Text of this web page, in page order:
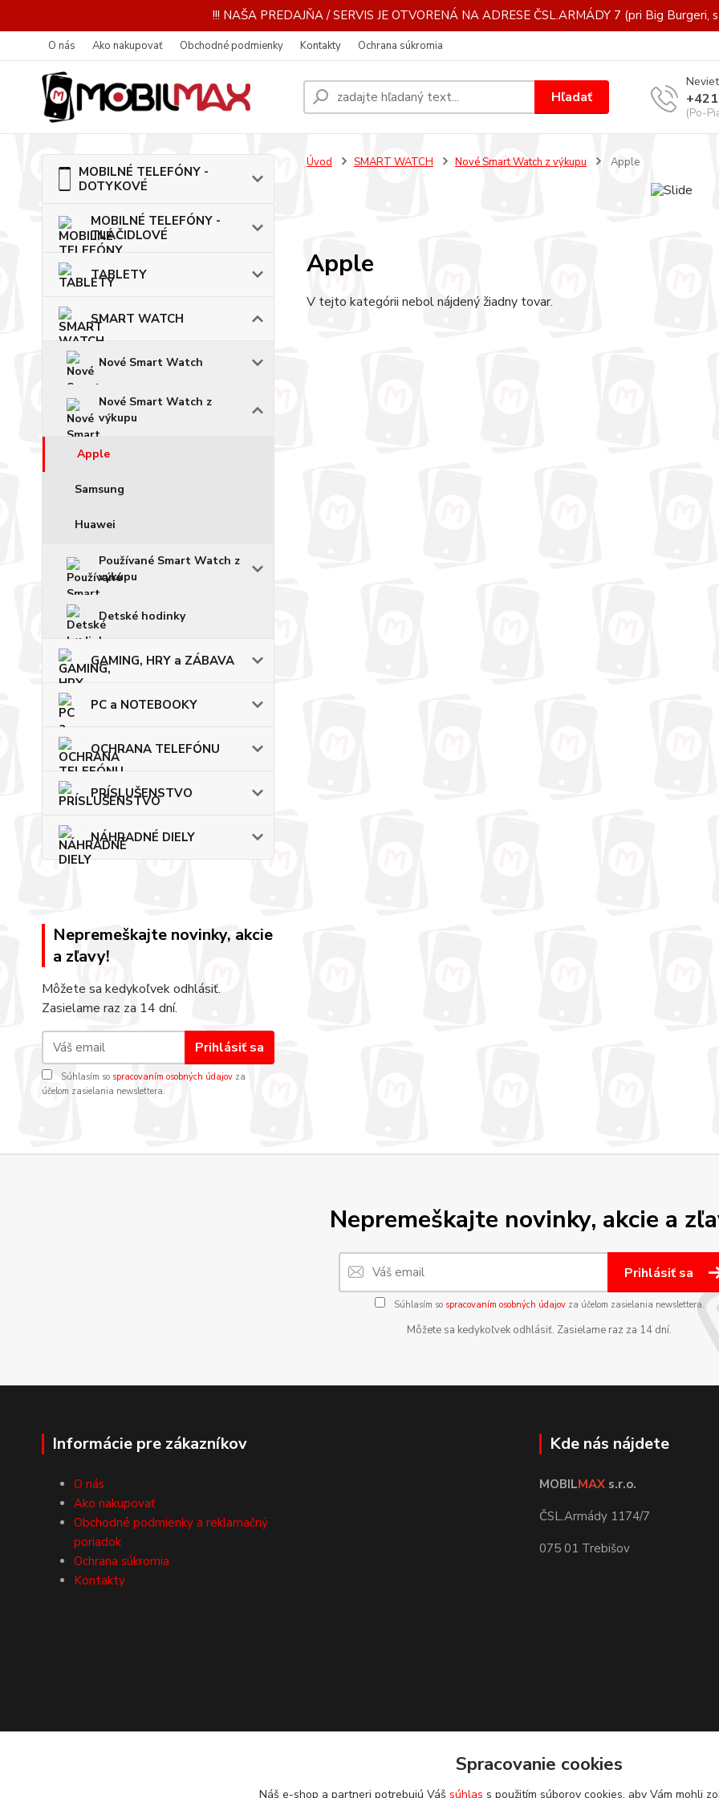
!!! NAŠA PREDAJŇA / SERVIS JE OTVORENÁ NA ADRESE ČSL.ARMÁDY 7 (pri Big Burgeri,
O nás Ako nakupovať Obchodné podmienky Kontakty Ochrana súkromia
Hľadať
(Po-
MOBILNÉ TELEFÓNY -
DOTYKOVÉ
MOBILNÉ TELEFÓNY -
TLAČIDLOVÉ
TABLETY
SMART WATCH
Nové Smart Watch
Nové Smart Watch z
výkupu
Apple
Samsung
Huawei
Používané Smart Watch z
výkupu
Detské hodinky
GAMING, HRY a ZÁBAVA
PC a NOTEBOOKY
OCHRANA TELEFÓNU
PRÍSLUŠENSTVO
NÁHRADNÉ DIELY
Nepremeškajte novinky, akcie
a zľavy!
Môžete sa kedykoľvek odhlásiť.
Zasielame raz za 14 dní.
Prihlásiť sa
Súhlasím so spracovaním osobných údajov za
účelom zasielania newslettera.
Úvod SMART WATCH Nové Smart Watch z výkupu Apple
Apple
V tejto kategórii nebol nájdený žiadny tovar.
Nepremeškajte novinky, akcie a
Prihlásiť sa
Súhlasím so spracovaním osobných údajovza účelom zasielania newslettera.
Môžete sa kedykoľvek odhlásiť. Zasielame raz za 14 dní.
Informácie pre zákazníkov
O nás
Ako nakupovať
Obchodné podmienky a reklamačný
poriadok
Ochrana súkromia
Kontakty
Kde nás nájdete
MOBILMAX s.r.o.
ČSL.Armády 1174/7
075 01 Trebišov
Spracovanie cookies
Náš e-shop a partneri potrebujú Váš súhlas s použitím súborov cookies, aby Vám mohli